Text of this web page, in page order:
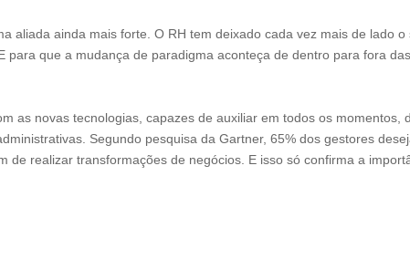
aliada ainda mais forte. O RH tem deixado cada vez mais de lado o
para que a mudança de paradigma aconteça de dentro para fora das
as novas tecnologias, capazes de auxiliar em todos os momentos,
Segundo pesquisa da Gartner, 65% dos gestores
de realizar transformações de negócios. E isso só confirma a